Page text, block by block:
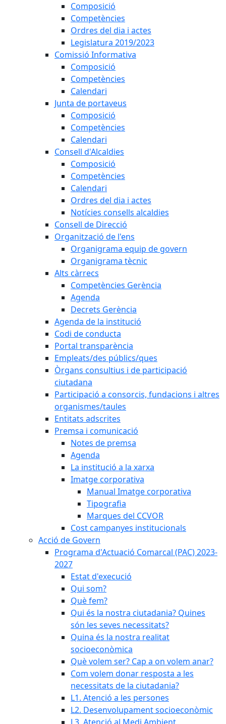
Composició
Competències
Ordres del dia i actes
Legislatura 2019/2023
Comissió Informativa
Composició
Competències
Calendari
Junta de portaveus
Composició
Competències
Calendari
Consell d'Alcaldies
Composició
Competències
Calendari
Ordres del dia i actes
Notícies consells alcaldies
Consell de Direcció
Organització de l'ens
Organigrama equip de govern
Organigrama tècnic
Alts càrrecs
Competències Gerència
Agenda
Decrets Gerència
Agenda de la institució
Codi de conducta
Portal transparència
Empleats/des públics/ques
Òrgans consultius i de participació
ciutadana
Participació a consorcis, fundacions i altres
organismes/taules
Entitats adscrites
Premsa i comunicació
Notes de premsa
Agenda
La institució a la xarxa
Imatge corporativa
Manual Imatge corporativa
Tipografia
Marques del CCVOR
Cost campanyes institucionals
Acció de Govern
Programa d'Actuació Comarcal (PAC) 2023-
2027
Estat d'execució
Qui som?
Què fem?
Qui és la nostra ciutadania? Quines
són les seves necessitats?
Quina és la nostra realitat
socioeconòmica
Què volem ser? Cap a on volem anar?
Com volem donar resposta a les
necessitats de la ciutadania?
L1. Atenció a les persones
L2. Desenvolupament socioeconòmic